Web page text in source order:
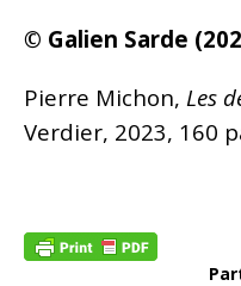
© Galien Sarde
Pierre Michon, Les
Verdier, 2023, 160